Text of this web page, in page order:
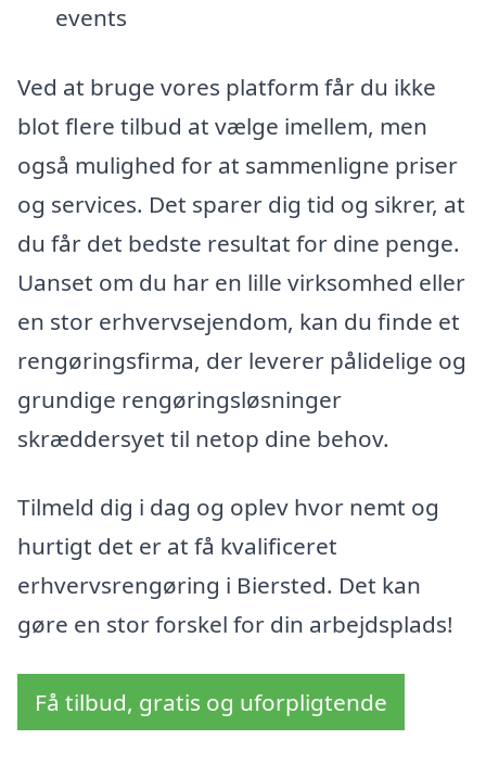
events
Ved at bruge vores platform får du ikke
blot flere tilbud at vælge imellem, men
også mulighed for at sammenligne priser
og services. Det sparer dig tid og sikrer, at
du får det bedste resultat for dine penge.
Uanset om du har en lille virksomhed eller
en stor erhvervsejendom, kan du finde et
rengøringsfirma, der leverer pålidelige og
grundige rengøringsløsninger
skræddersyet til netop dine behov.
Tilmeld dig i dag og oplev hvor nemt og
hurtigt det er at få kvalificeret
erhvervsrengøring i Biersted. Det kan
gøre en stor forskel for din arbejdsplads!
Få tilbud, gratis og uforpligtende